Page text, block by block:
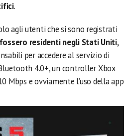
.
agli utenti che si sono registrati
residenti negli Stati Uniti,
per accedere al servizio di
4.0+, un controller Xbox
Mbps e ovviamente l’uso della app